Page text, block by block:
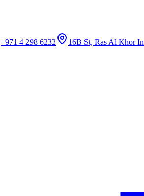
+971 4 298 6232 16B St, Ras Al Khor